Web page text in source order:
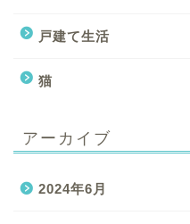
戸建て生活
猫
アーカイブ
2024年6月